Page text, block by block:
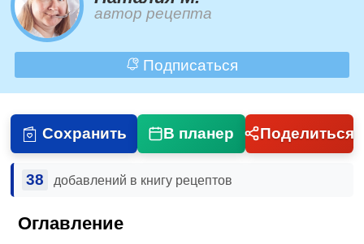
автор рецепта
Подписаться
Сохранить В планер Поделиться
38 добавлений в книгу рецептов
Оглавление